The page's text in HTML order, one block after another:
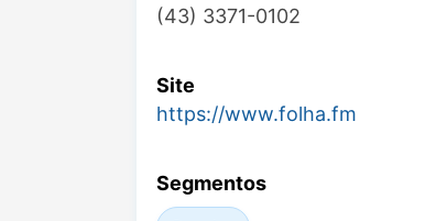
(43) 3371-0102
Site
https://www.folha.fm
Segmentos